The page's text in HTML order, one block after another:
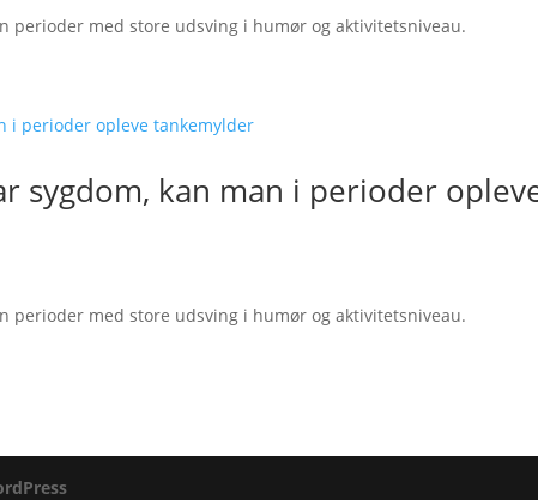
perioder med store udsving i humør og aktivitetsniveau.
sygdom, kan man i perioder
perioder med store udsving i humør og aktivitetsniveau.